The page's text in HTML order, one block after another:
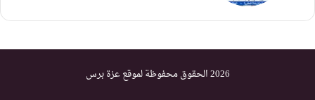
2026 الحقوق محفوظة لموقع عزة برس